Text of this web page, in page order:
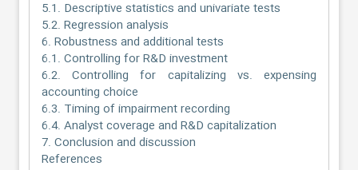
5.1. Descriptive statistics and univariate tests
5.2. Regression analysis
6. Robustness and additional tests
6.1. Controlling for R&D investment
6.2. Controlling for capitalizing vs. expensing
accounting choice
6.3. Timing of impairment recording
6.4. Analyst coverage and R&D capitalization
7. Conclusion and discussion
References